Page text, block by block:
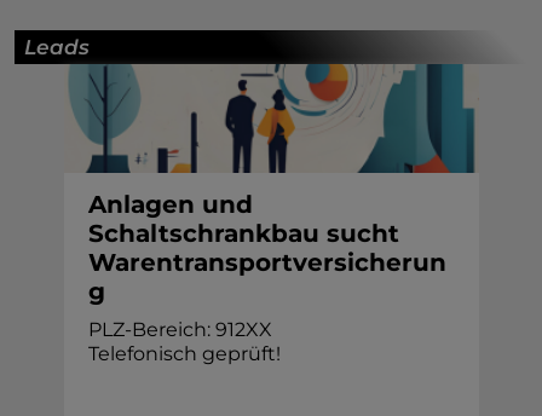
Leads
Anlagen und
Schaltschrankbau sucht
Warentransportversicherun
g
PLZ-Bereich: 912XX
Telefonisch geprüft!